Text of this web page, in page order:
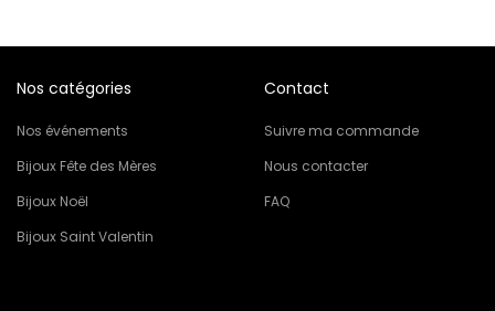
Nos catégories
Nos événements
Bijoux Fête des Mères
Bijoux Noël
Bijoux Saint Valentin
Contact
Suivre ma commande
Nous contacter
FAQ